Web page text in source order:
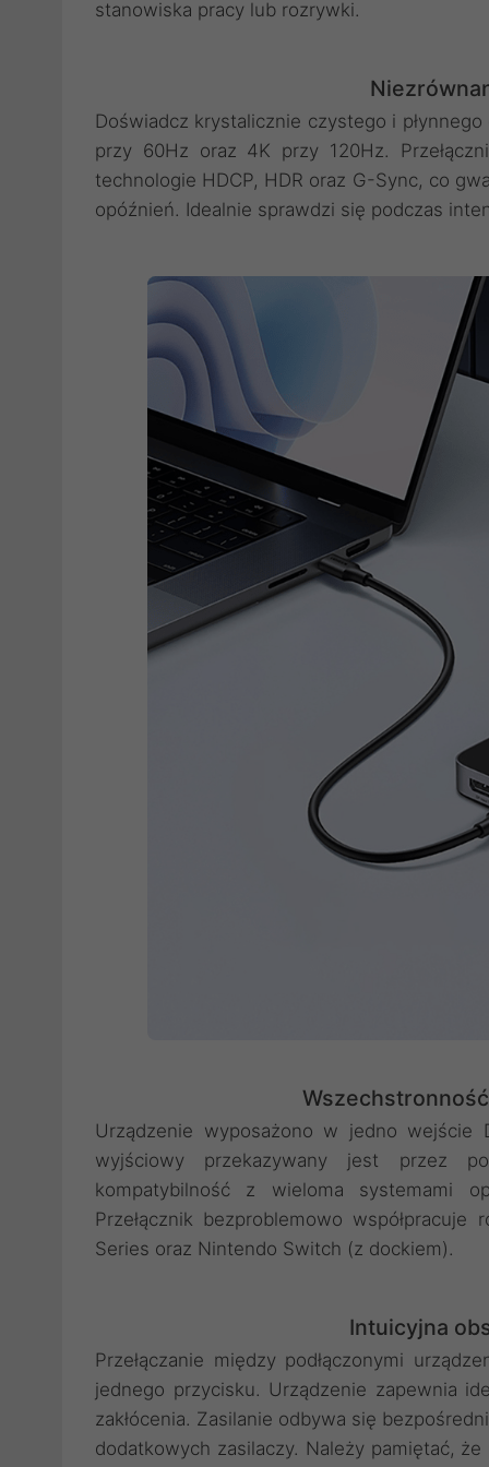
stanowiska pracy lub rozrywki.
Doświadcz krystalicznie czystego i
przy 60Hz oraz 4K przy 120Hz.
technologie HDCP, HDR oraz G-Sync, co
opóźnień. Idealnie sprawdzi się podczas
Urządzenie wyposażono w jedno wejście
wyjściowy przekazywany jest przez
kompatybilność z wieloma systemami
Przełącznik bezproblemowo
Series oraz Nintendo Switch (z dockiem).
Intuicyjna
Przełączanie między podłączonymi
jednego przycisku. Urządzenie zapewnia
zakłócenia. Zasilanie odbywa się
dodatkowych zasilaczy. Należy pamiętać,